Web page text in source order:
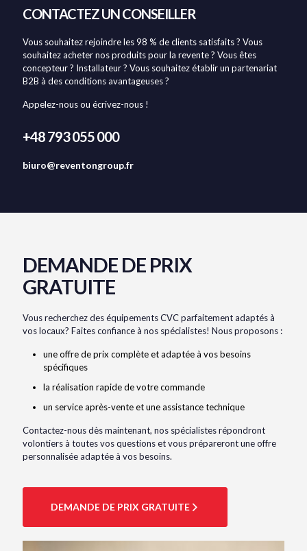
CONTACTEZ UN CONSEILLER
Vous souhaitez rejoindre les 98 % de clients satisfaits ? Vous
souhaitez acheter nos produits pour la revente ? Vous êtes
concepteur ? Installateur ? Vous souhaitez établir un partenariat
B2B à des conditions avantageuses ?
Appelez-nous ou écrivez-nous !
+48 793 055 000
biuro@reventongroup.fr
DEMANDE DE PRIX
GRATUITE
Vous recherchez des équipements CVC parfaitement adaptés à
vos locaux? Faites confiance à nos spécialistes! Nous proposons :
une offre de prix complète et adaptée à vos besoins
spécifiques
la réalisation rapide de votre commande
un service après-vente et une assistance technique
Contactez-nous dès maintenant, nos spécialistes répondront
volontiers à toutes vos questions et vous prépareront une offre
personnalisée adaptée à vos besoins.
DEMANDE DE PRIX GRATUITE